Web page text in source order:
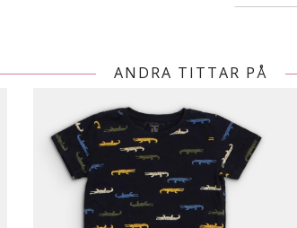
ANDRA TITTAR PÅ